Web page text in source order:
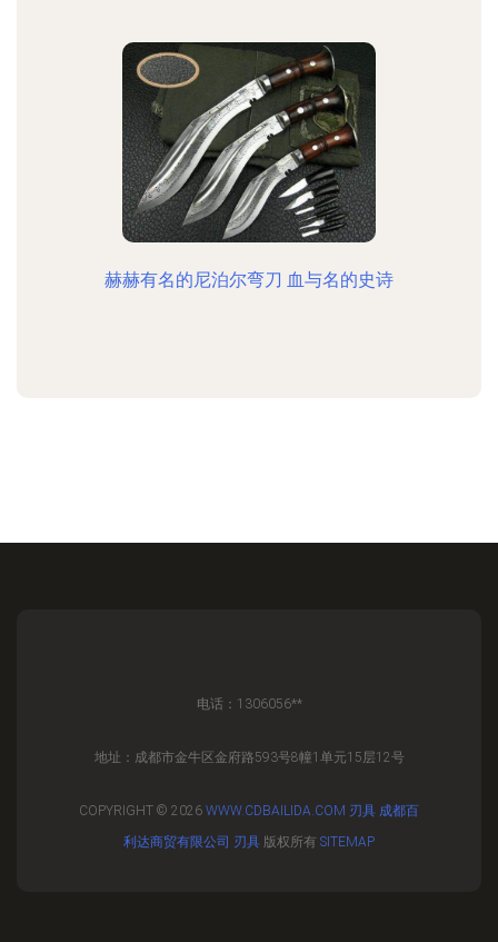
赫赫有名的尼泊尔弯刀 血与名的史诗
电话：1306056**
地址：成都市金牛区金府路593号8幢1单元15层12号
COPYRIGHT © 2026 WWW.CDBAILIDA.COM 刃具 成都百
利达商贸有限公司 刃具 版权所有 SITEMAP